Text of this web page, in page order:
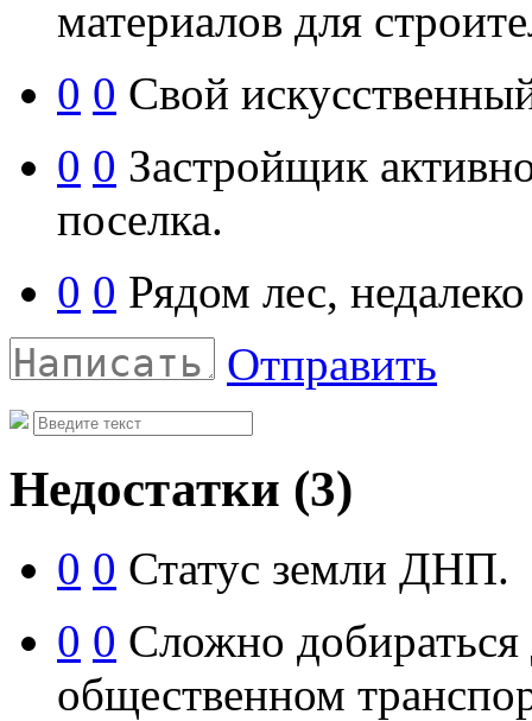
материалов для
0 0 Свой
0 0 Застройщик
поселка.
0 0 Рядом лес,
Отправить
Недостатки (3)
0 0 Статус земли ДНП.
0 0 Сложно добираться
общественном